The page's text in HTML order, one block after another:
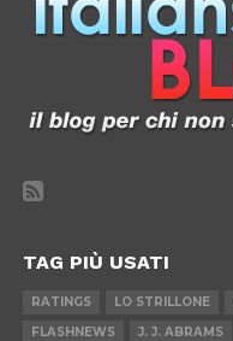
TAG PIÙ USATI
RATINGS LO STRILLONE
FLASHNEWS
J. J. ABRAMS